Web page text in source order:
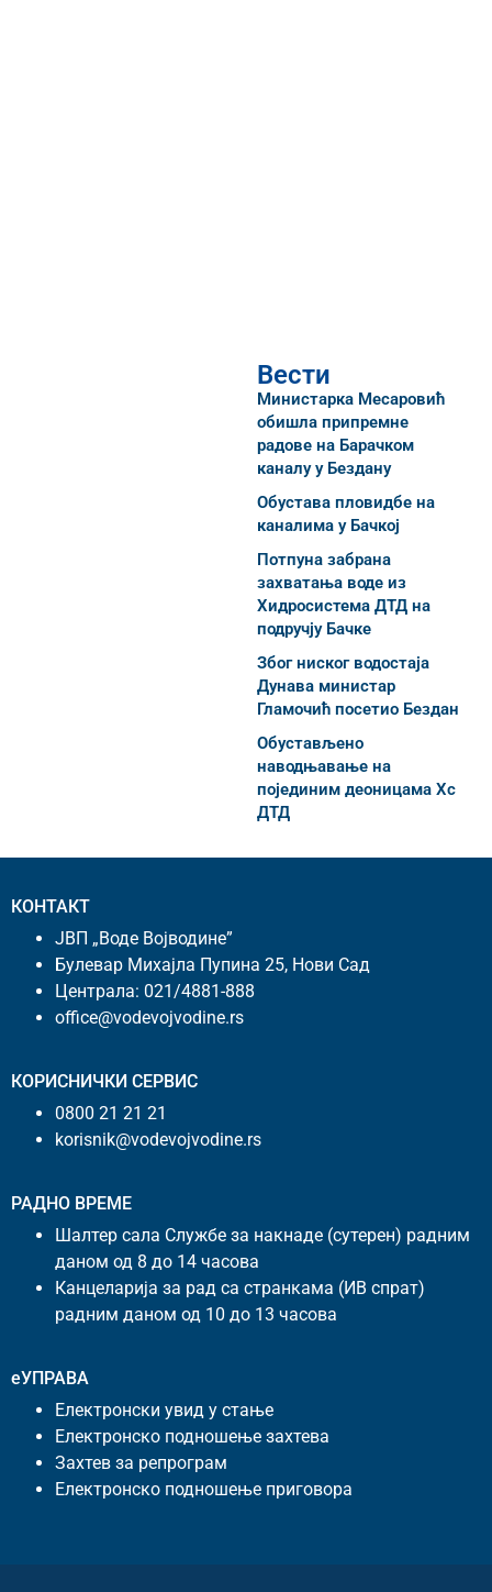
Вести
Министарка Месаровић
обишла припремне
радове на Барачком
каналу у Бездану
Обустава пловидбе на
каналима у Бачкој
Потпуна забрана
захватања воде из
Хидросистема ДТД на
подручју Бачке
Због ниског водостаја
Дунава министар
Гламочић посетио Бездан
Обустављено
наводњавање на
појединим деоницама Хс
ДТД
КОНТАКТ
ЈВП „Воде Војводине”
Булевар Михајла Пупина 25, Нови Сад
Централа: 021/4881-888
office@vodevojvodine.rs
КОРИСНИЧКИ СЕРВИС
0800 21 21 21
korisnik@vodevojvodine.rs
РАДНО ВРЕМЕ
Шалтер сала Службе за накнаде (сутерен) радним
даном од 8 до 14 часова
Канцеларија за рад са странкама (ИВ спрат)
радним даном од 10 до 13 часова
еУПРАВА
Електронски увид у стање
Електронско подношење захтева
Захтев за репрограм
Електронско подношење приговора